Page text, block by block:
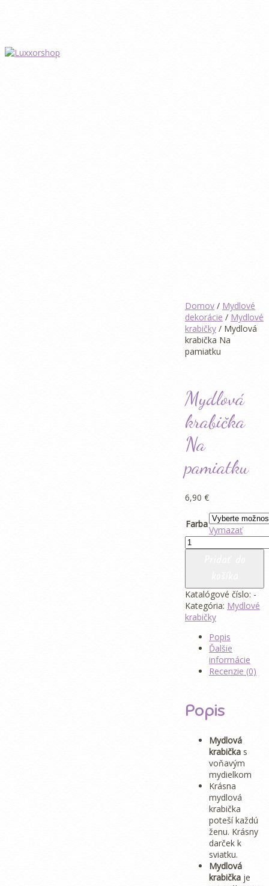
Domov / Mydlové
dekorácie / Mydlové
krabičky / Mydlová
krabička Na
pamiatku
Mydlová
krabička
Na
pamiatku
6,90 €
Farba
Vymazať
množstvo
Mydlová
pamiatku
Katalógové číslo: -
Kategória: Mydlové
krabičky
Popis
Ďalšie
informácie
Recenzie (0)
Popis
Mydlová
krabička s
voňavým
mydielkom
Krásna
mydlová
krabička
poteší každú
ženu. Krásny
darček k
sviatku.
Mydlová
krabička je